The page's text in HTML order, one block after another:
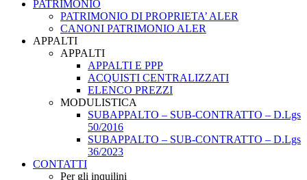
PATRIMONIO
PATRIMONIO DI PROPRIETA’ ALER
CANONI PATRIMONIO ALER
APPALTI
APPALTI
APPALTI E PPP
ACQUISTI CENTRALIZZATI
ELENCO PREZZI
MODULISTICA
SUBAPPALTO – SUB-CONTRATTO – D.Lgs
50/2016
SUBAPPALTO – SUB-CONTRATTO – D.Lgs
36/2023
CONTATTI
Per gli inquilini